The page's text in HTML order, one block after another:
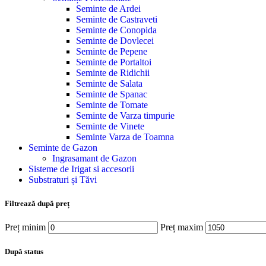
Seminte de Ardei
Seminte de Castraveti
Seminte de Conopida
Seminte de Dovlecei
Seminte de Pepene
Seminte de Portaltoi
Seminte de Ridichii
Seminte de Salata
Seminte de Spanac
Seminte de Tomate
Seminte de Varza timpurie
Seminte de Vinete
Seminte Varza de Toamna
Seminte de Gazon
Ingrasamant de Gazon
Sisteme de Irigat si accesorii
Substraturi și Tăvi
Filtrează după preț
Preț minim Preț maxim
După status